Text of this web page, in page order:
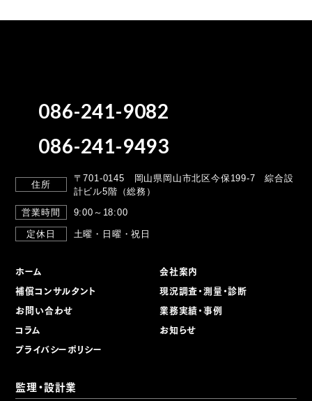
086-241-9082
086-241-9493
住所
〒701-0145 岡山県岡山市北区今保199-7綜合設
計ビル5階（総務）
営業時間
9:00～18:00
定休日 土曜・日曜・祝日
ホーム
会社案内
補償コンサルタント
現況調査・測量・診断
お問い合わせ
業務実績・事例
コラム
お知らせ
プライバシーポリシー
監理・設計業